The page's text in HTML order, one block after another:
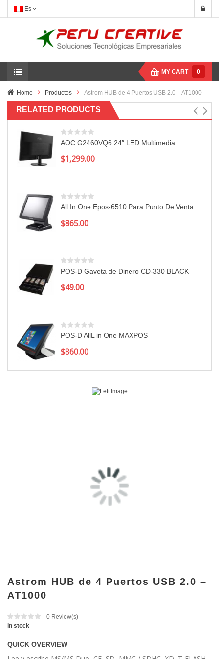
Es
MY CART 0
Home Productos Astrom HUB de 4 Puertos USB 2.0 – AT1000
RELATED PRODUCTS
AOC G2460VQ6 24″ LED Multimedia
$1,299.00
All In One Epos-6510 Para Punto De Venta
$865.00
POS-D Gaveta de Dinero CD-330 BLACK
$49.00
POS-D AllL in One MAXPOS
$860.00
Astrom HUB de 4 Puertos USB 2.0 –
AT1000
0 Review(s)
in stock
QUICK OVERVIEW